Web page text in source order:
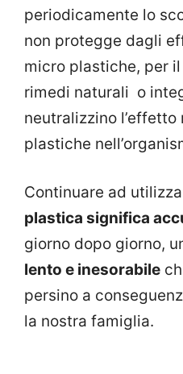
periodicamente lo
non protegge dagli
micro plastiche, per
rimedi naturali o
neutralizzino
plastiche
Continuare ad
plastica significa
giorno dopo giorno,
lento e inesorabile
persino a
la nostra famiglia.